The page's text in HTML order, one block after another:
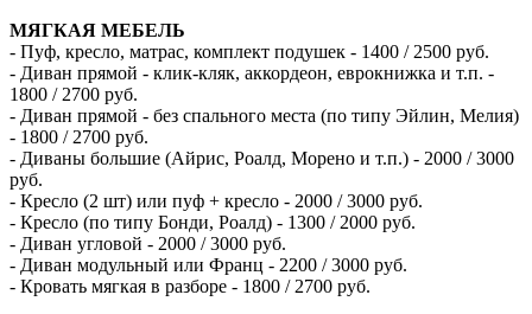
МЯГКАЯ МЕБЕЛЬ
- Пуф, кресло, матрас, комплект подушек - 1400 / 2500 руб.
- Диван прямой - клик-кляк, аккордеон, еврокнижка и т.п. -
1800 / 2700 руб.
- Диван прямой - без спального места (по типу Эйлин, Мелия)
- 1800 / 2700 руб.
- Диваны большие (Айрис, Роалд, Морено и т.п.) - 2000 / 3000
руб.
- Кресло (2 шт) или пуф + кресло - 2000 / 3000 руб.
- Кресло (по типу Бонди, Роалд) - 1300 / 2000 руб.
- Диван угловой - 2000 / 3000 руб.
- Диван модульный или Франц - 2200 / 3000 руб.
- Кровать мягкая в разборе - 1800 / 2700 руб.